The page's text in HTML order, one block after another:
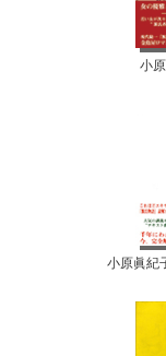
小
小原眞紀